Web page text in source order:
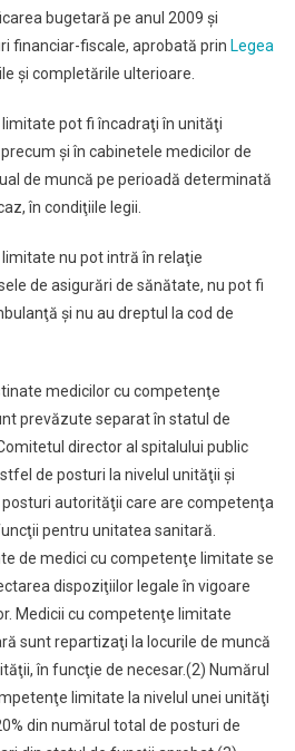
bugetară pe anul 2009 şi
financiar-fiscale, aprobată prin Legea
şi completările ulterioare.
pot fi încadraţi în unităţi
şi în cabinetele medicilor de
de muncă pe perioadă determinată
în condiţiile legii.
nu pot intră în relaţie
de asigurări de sănătate, nu pot fi
şi nu au dreptul la cod de
medicilor cu competenţe
prevăzute separat în statul de
director al spitalului public
de posturi la nivelul unităţii şi
autorităţii care are competenţa
pentru unitatea sanitară.
de medici cu competenţe limitate se
dispoziţiilor legale în vigoare
Medicii cu competenţe limitate
sunt repartizaţi la locurile de muncă
în funcţie de necesar.(2) Numărul
limitate la nivelul unei unităţi
din numărul total de posturi de